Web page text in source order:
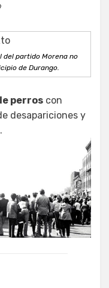
del partido Morena no
de Durango.
perros con
desapariciones y